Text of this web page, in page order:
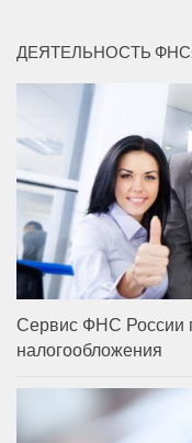
ДЕЯТЕЛЬНОСТЬ ФНС:
Сервис ФНС России
налогообложения